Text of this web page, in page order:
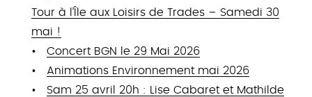
Tour à l’Île aux Loisirs de Trades – Samedi 30
mai !
Concert BGN le 29 Mai 2026
Animations Environnement mai 2026
Sam 25 avril 20h : Lise Cabaret et Mathilde